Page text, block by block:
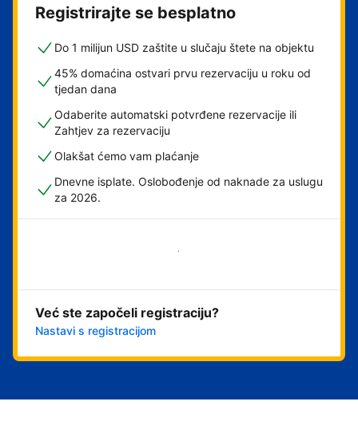
Registrirajte se besplatno
Do 1 milijun USD zaštite u slučaju štete na objektu
45% domaćina ostvari prvu rezervaciju u roku od
tjedan dana
Odaberite automatski potvrđene rezervacije ili
Zahtjev za rezervaciju
Olakšat ćemo vam plaćanje
Dnevne isplate. Oslobođenje od naknade za uslugu
za 2026.
Započni odmah
Već ste započeli registraciju?
Nastavi s registracijom